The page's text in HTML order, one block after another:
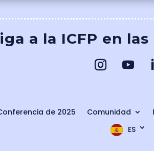
a la ICFP en
de 2025 Comunidad
ES